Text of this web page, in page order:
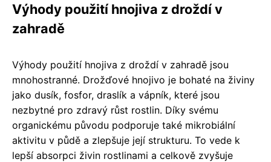
Výhody použití hnojiva z droždí v
zahradě
Výhody použití hnojiva z droždí v zahradě jsou
mnohostranné. Drožďové hnojivo je bohaté na živiny
jako dusík, fosfor, draslík a vápník, které jsou
nezbytné pro zdravý růst rostlin. Díky svému
organickému původu podporuje také mikrobiální
aktivitu v půdě a zlepšuje její strukturu. To vede k
lepší absorpci živin rostlinami a celkově zvyšuje